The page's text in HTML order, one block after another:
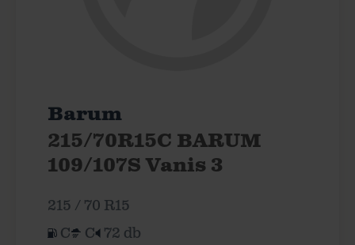
Barum
215/70R15C BARUM
109/107S Vanis 3
215 / 70 R15
C
C 72 db